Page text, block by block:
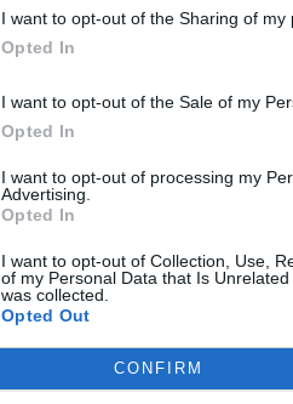
I want to opt-out of the Sharing of my
Opted In
I want to opt-out of the Sale of my
Opted In
I want to opt-out of processing my
Advertising.
Opted In
I want to opt-out of Collection, Use,
of my Personal Data that Is
was collected.
Opted Out
CONFIRM